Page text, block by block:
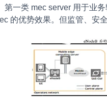
一类 mec server 用于业
的优势效果。但监管、安